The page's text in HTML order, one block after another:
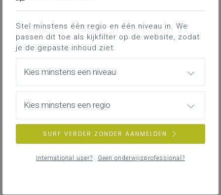
Stel minstens één regio en één niveau in. We
passen dit toe als kijkfilter op de website, zodat
je de gepaste inhoud ziet.
Kies minstens een niveau
Kies minstens een regio
SURF VERDER ZONDER AANMELDEN
International user? Geen onderwijsprofessional?